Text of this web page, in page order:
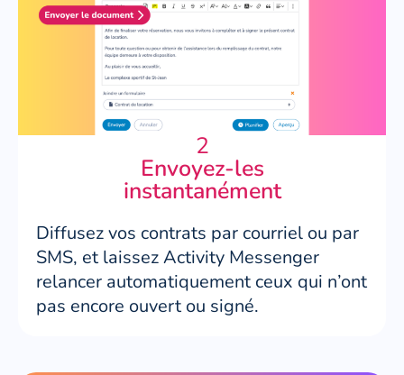
2
Envoyez-les
instantanément
Diffusez vos contrats par courriel ou par
SMS, et laissez Activity Messenger
relancer automatiquement ceux qui n’ont
pas encore ouvert ou signé.